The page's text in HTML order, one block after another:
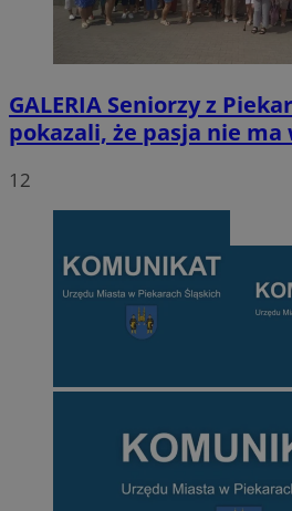
GALERIA Seniorzy z
pokazali, że pasja nie ma
12